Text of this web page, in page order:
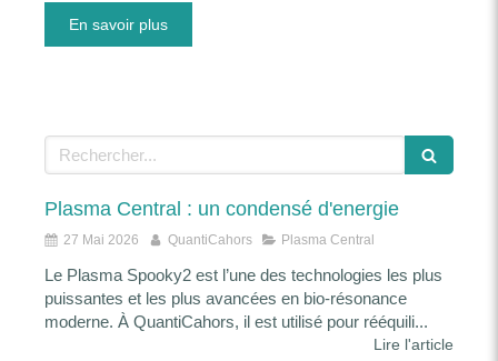
En savoir plus
Rechercher
Plasma Central : un condensé d'energie
27 Mai 2026 QuantiCahors Plasma Central
Le Plasma Spooky2 est l’une des technologies les plus
puissantes et les plus avancées en bio‑résonance
moderne. À QuantiCahors, il est utilisé pour rééquili...
Lire l'article